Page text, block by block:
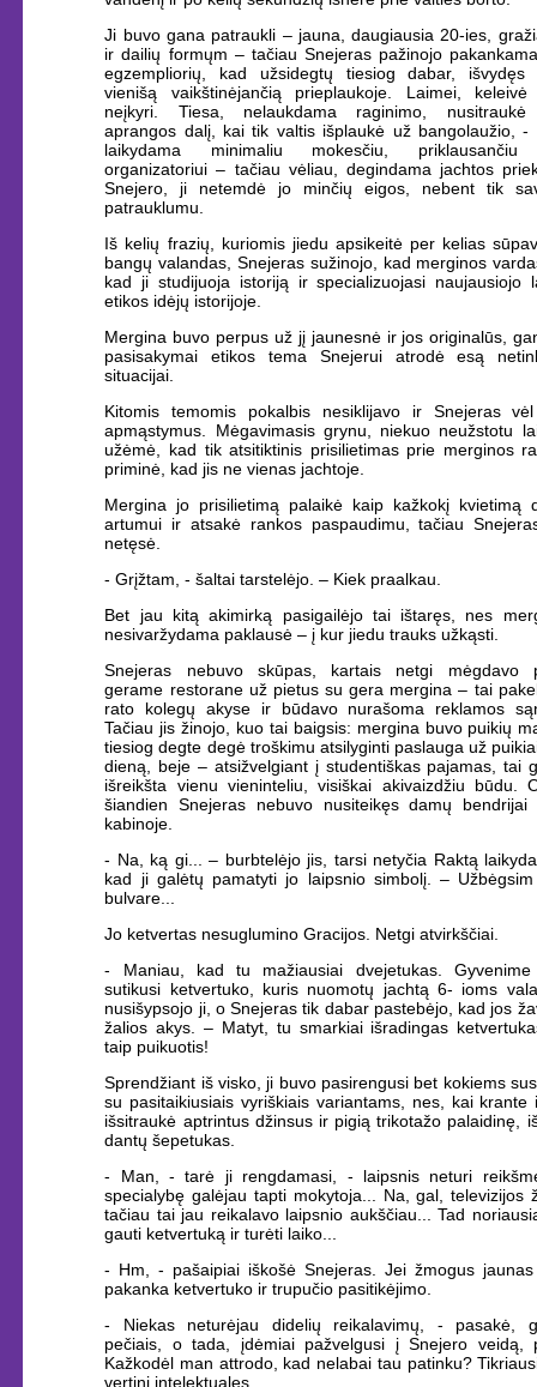
Ji buvo gana patraukli – jauna, daugiausia 20-ies,
ir dailių formųm – tačiau Snejeras pažinojo
egzempliorių, kad užsidegtų tiesiog dabar, išvydęs
vienišą vaikštinėjančią prieplaukoje. Laimei, keleivė
neįkyri. Tiesa, nelaukdama raginimo, nusitraukė
aprangos dalį, kai tik valtis išplaukė už bangolaužio, -
laikydama minimaliu mokesčiu, priklausančiu
organizatoriui – tačiau vėliau, degindama jachtos
Snejero, ji netemdė jo minčių eigos, nebent tik
patrauklumu.
Iš kelių frazių, kuriomis jiedu apsikeitė per kelias
bangų valandas, Snejeras sužinojo, kad merginos
kad ji studijuoja istoriją ir specializuojasi naujausiojo
etikos idėjų istorijoje.
Mergina buvo perpus už jį jaunesnė ir jos originalūs,
pasisakymai etikos tema Snejerui atrodė esą
situacijai.
Kitomis temomis pokalbis nesiklijavo ir Snejeras
apmąstymus. Mėgavimasis grynu, niekuo neužstotu
užėmė, kad tik atsitiktinis prisilietimas prie merginos
priminė, kad jis ne vienas jachtoje.
Mergina jo prisilietimą palaikė kaip kažkokį kvietimą
artumui ir atsakė rankos paspaudimu, tačiau
netęsė.
- Grįžtam, - šaltai tarstelėjo. – Kiek praalkau.
Bet jau kitą akimirką pasigailėjo tai ištaręs, nes
nesivaržydama paklausė – į kur jiedu trauks užkąsti.
Snejeras nebuvo skūpas, kartais netgi mėgdavo
gerame restorane už pietus su gera mergina – tai
rato kolegų akyse ir būdavo nurašoma reklamos
Tačiau jis žinojo, kuo tai baigsis: mergina buvo puikių
tiesiog degte degė troškimu atsilyginti paslauga už
dieną, beje – atsižvelgiant į studentiškas pajamas, tai
išreikšta vienu vieninteliu, visiškai akivaizdžiu būdu.
šiandien Snejeras nebuvo nusiteikęs damų bendrijai
kabinoje.
- Na, ką gi... – burbtelėjo jis, tarsi netyčia Raktą
kad ji galėtų pamatyti jo laipsnio simbolį. –
bulvare...
Jo ketvertas nesuglumino Gracijos. Netgi atvirkščiai.
- Maniau, kad tu mažiausiai dvejetukas. Gyvenime
sutikusi ketvertuko, kuris nuomotų jachtą 6- ioms
nusišypsojo ji, o Snejeras tik dabar pastebėjo, kad jos
žalios akys. – Matyt, tu smarkiai išradingas
taip puikuotis!
Sprendžiant iš visko, ji buvo pasirengusi bet kokiems
su pasitaikiusiais vyriškiais variantams, nes, kai krante
išsitraukė aptrintus džinsus ir pigią trikotažo palaidinę,
dantų šepetukas.
- Man, - tarė ji rengdamasi, - laipsnis neturi
specialybę galėjau tapti mokytoja... Na, gal, televizijos
tačiau tai jau reikalavo laipsnio aukščiau... Tad
gauti ketvertuką ir turėti laiko...
- Hm, - pašaipiai iškošė Snejeras. Jei žmogus
pakanka ketvertuko ir trupučio pasitikėjimo.
- Niekas neturėjau didelių reikalavimų, - pasakė,
pečiais, o tada, įdėmiai pažvelgusi į Snejero veidą,
Kažkodėl man attrodo, kad nelabai tau patinku?
vertini intelektuales.